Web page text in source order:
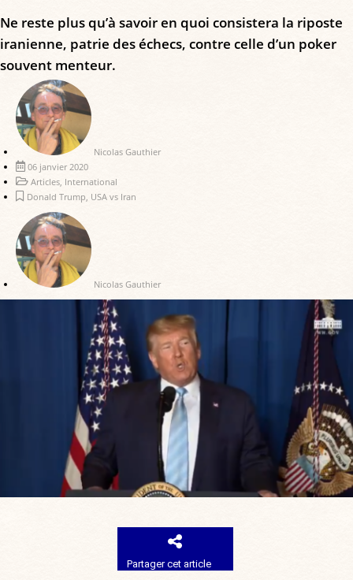
Ne reste plus qu’à savoir en quoi consistera la riposte
iranienne, patrie des échecs, contre celle d’un poker
souvent menteur.
Nicolas Gauthier
06 janvier 2020
Articles International
Donald Trump USA vs Iran
Nicolas Gauthier
Partager cet article